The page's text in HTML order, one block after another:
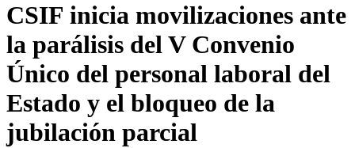
CSIF inicia movilizaciones ante
la parálisis del V Convenio
Único del personal laboral del
Estado y el bloqueo de la
jubilación parcial